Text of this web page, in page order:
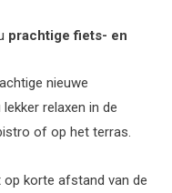
prachtige fiets- en
nieuwe
relaxen in de
of op het terras.
op korte afstand van de